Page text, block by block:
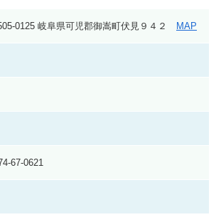
0125 岐阜県可児郡御嵩町伏見９４２ MAP
67-0621